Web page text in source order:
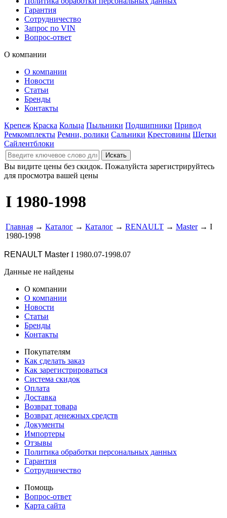
Гарантия
Сотрудничество
Запрос по VIN
Вопрос-ответ
О компании
О компании
Новости
Статьи
Бренды
Контакты
Крепеж Краска Кольца Пыльники Подшипники Привод
Ремкомплекты Ремни, ролики Сальники Крестовины Щетки
Сайлентблоки
Вы видите цены без скидок. Пожалуйста зарегистрируйтесь
для просмотра вашей цены
I 1980-1998
Главная → Каталог → Каталог → RENAULT → Master→ I
1980-1998
RENAULT Master I 1980.07-1998.07
Данные не найдены
О компании
О компании
Новости
Статьи
Бренды
Контакты
Покупателям
Как сделать заказ
Как зарегистрироваться
Система скидок
Оплата
Доставка
Возврат товара
Возврат денежных средств
Документы
Импортеры
Отзывы
Политика обработки персональных данных
Гарантия
Сотрудничество
Помощь
Вопрос-ответ
Карта сайта